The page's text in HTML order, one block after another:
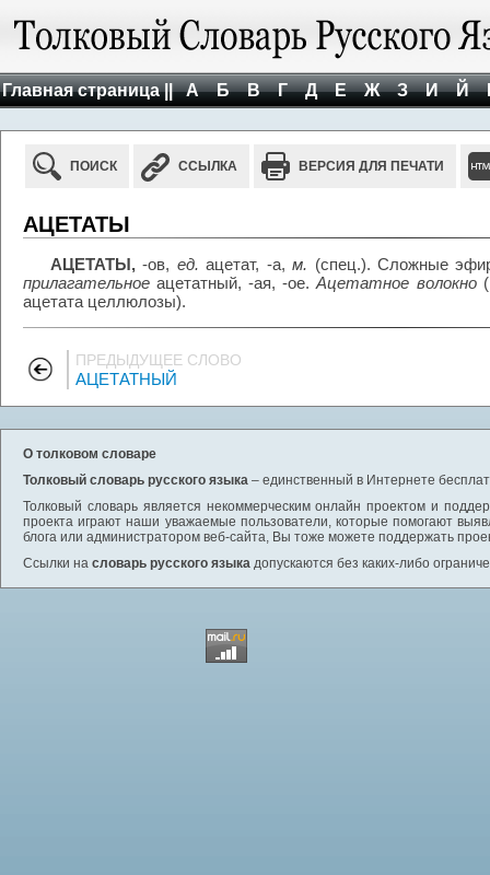
Главная страница || А Б В Г Д Е Ж З И Й
ПОИСК ССЫЛКА ВЕРСИЯ ДЛЯ ПЕЧАТИ
АЦЕТАТЫ
АЦЕТАТЫ, -ов, ед. ацетат, -а,м. (спец.). Сложные
прилагательное ацетатный, -ая, -ое.Ацетатное волокно
ацетата целлюлозы).
ПРЕДЫДУЩЕЕ СЛОВО
АЦЕТАТНЫЙ
О толковом словаре
Толковый словарь русского языка – единственный в Интернете
Толковый словарь является некоммерческим онлайн проектом и
проекта играют наши уважаемые пользователи, которые помогают
блога или администратором веб-сайта, Вы тоже можете поддержать
Ссылки на словарь русского языка допускаются без каких-либо